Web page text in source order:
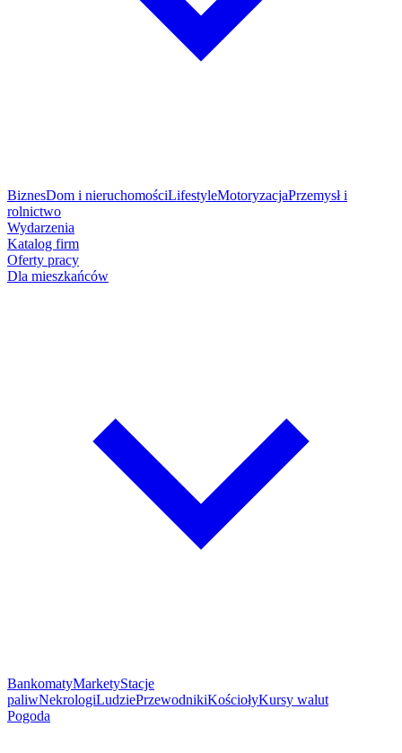
BiznesDom i nieruchomościLifestyleMotoryzacjaPrzemysł i
rolnictwo
Wydarzenia
Katalog firm
Oferty pracy
Dla mieszkańców
BankomatyMarketyStacje
paliwNekrologiLudziePrzewodnikiKościołyKursy walut
Pogoda